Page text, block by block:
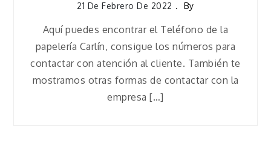
21 De Febrero De 2022 By
Aquí puedes encontrar el Teléfono de la
papelería Carlín, consigue los números para
contactar con atención al cliente. También te
mostramos otras formas de contactar con la
empresa […]